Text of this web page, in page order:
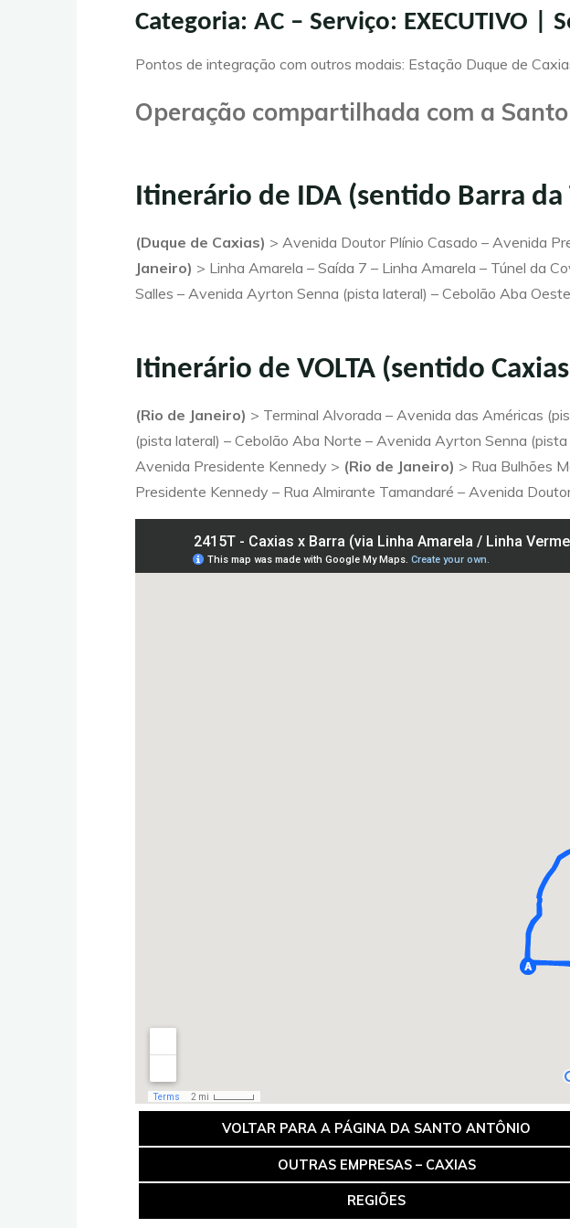
Categoria: AC – Serviço: EXECUTIVO |
Pontos de integração com outros modais: Estação Duque de
Operação compartilhada com a
Itinerário de IDA (sentido Barra da
(Duque de Caxias) > Avenida Doutor Plínio Casado – Avenida
Janeiro) > Linha Amarela – Saída 7 – Linha Amarela – Túnel da
Salles – Avenida Ayrton Senna (pista lateral) – Cebolão Aba
Itinerário de VOLTA (sentido
(Rio de Janeiro) > Terminal Alvorada – Avenida das Américas
(pista lateral) – Cebolão Aba Norte – Avenida Ayrton Senna
Avenida Presidente Kennedy > (Rio de Janeiro) > Rua Bulhões
Presidente Kennedy – Rua Almirante Tamandaré – Avenida
VOLTAR PARA A PÁGINA DA SANTO ANTÔNIO
OUTRAS EMPRESAS – CAXIAS
REGIÕES